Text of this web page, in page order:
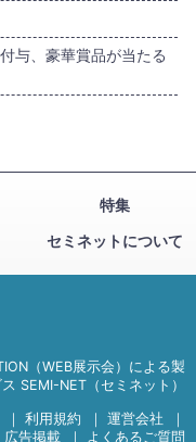
与、豪華賞品が当たる
特集
セミネットについて
（WEB展示会）による製
SEMI-NET（セミネット）
｜ 利用規約 ｜ 運営会社
｜
広告掲載
｜ よくあるご質問